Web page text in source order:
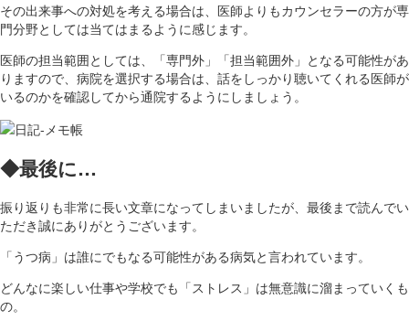
その出来事への対処を考える場合は、医師よりもカウンセラーの方が専
門分野としては当てはまるように感じます。
医師の担当範囲としては、「専門外」「担当範囲外」となる可能性があ
りますので、病院を選択する場合は、話をしっかり聴いてくれる医師が
いるのかを確認してから通院するようにしましょう。
◆最後に…
振り返りも非常に長い文章になってしまいましたが、最後まで読んでい
ただき誠にありがとうございます。
「うつ病」は誰にでもなる可能性がある病気と言われています。
どんなに楽しい仕事や学校でも「ストレス」は無意識に溜まっていくも
の。